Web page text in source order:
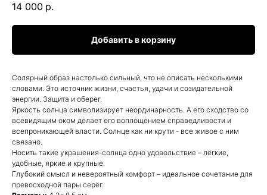
14 000 р.
Добавить в корзину
Солярный образ настолько сильный, что не описать несколькими
словами. Это источник жизни, счастья, удачи и созидательной
энергии. Защита и оберег.
Яркость солнца символизирует неординарность. А его сходство со
всевидящим оком делает его воплощением справедливости и
всепроникающей власти. Солнце как ни крути - все живое с ним
связано.
Носить такие украшения-солнца одно удовольствие – лёгкие,
удобные, яркие и крупные.
Глубокий смысл и невероятный комфорт – идеальное сочетание для
превосходной пары серёг.